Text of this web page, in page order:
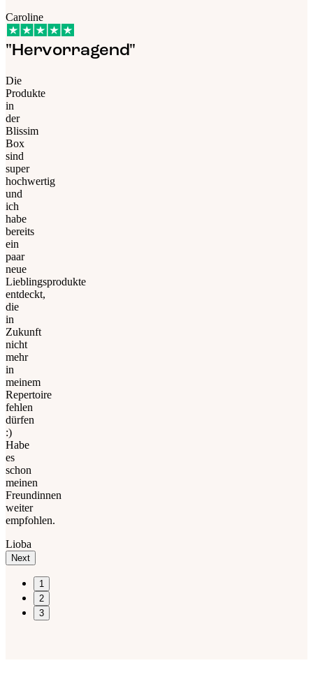
Caroline
"Hervorragend"
Die
Produkte
in
der
Blissim
Box
sind
super
hochwertig
und
ich
habe
bereits
ein
paar
neue
Lieblingsprodukte
entdeckt,
die
in
Zukunft
nicht
mehr
in
meinem
Repertoire
fehlen
dürfen
:)
Habe
es
schon
meinen
Freundinnen
weiter
empfohlen.
Lioba
Next
1
2
3